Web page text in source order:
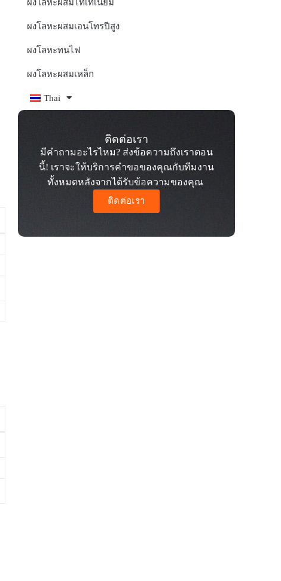
ผงโลหะผสมไทเทเนียม
ผงโลหะผสมเอนโทรปีสูง
ผงโลหะทนไฟ
ผงโลหะผสมเหล็ก
Thai
ติดต่อเรา
มีคำถามอะไรไหม? ส่งข้อความถึงเราตอน
นี้! เราจะให้บริการคำขอของคุณกับทีมงาน
ทั้งหมดหลังจากได้รับข้อความของคุณ
ติดต่อเรา